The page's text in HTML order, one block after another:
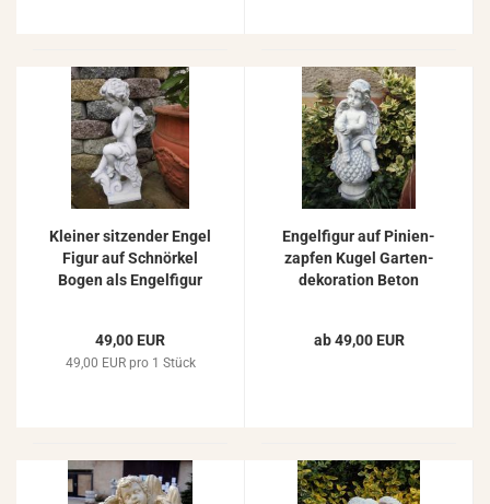
Klei­ner sit­zen­der Engel
Figur auf Schnör­kel
Bogen als En­gel­fi­gur
49,00 EUR
49,00 EUR pro 1 Stück
En­gel­fi­gur auf Pi­ni­en­
zap­fen Kugel Gar­ten­
de­ko­ra­ti­on Beton
ab 49,00 EUR